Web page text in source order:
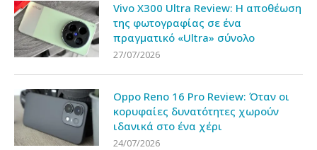
Vivo X300 Ultra Review: Η αποθέωση
της φωτογραφίας σε ένα
πραγματικό «Ultra» σύνολο
27/07/2026
Oppo Reno 16 Pro Review: Όταν οι
κορυφαίες δυνατότητες χωρούν
ιδανικά στο ένα χέρι
24/07/2026